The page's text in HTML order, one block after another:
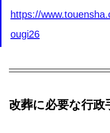
https://
ougi26
改葬に必要な行政